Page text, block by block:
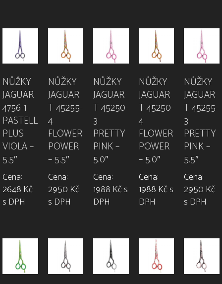
NŮŽKY
JAGUAR
4756-1
PASTELL
PLUS
VIOLA –
5.5″
Cena:
2648 Kč
s DPH
NŮŽKY
JAGUAR
T 45255-
4
FLOWER
POWER
– 5.5″
Cena:
2950 Kč
s DPH
NŮŽKY
JAGUAR
T 45250-
3
PRETTY
PINK –
5.0″
Cena:
1988 Kč s
DPH
NŮŽKY
JAGUAR
T 45250-
4
FLOWER
POWER
– 5.0″
Cena:
1988 Kč s
DPH
NŮŽKY
JAGUAR
T 45255-
3
PRETTY
PINK –
5.5″
Cena:
2950 Kč
s DPH